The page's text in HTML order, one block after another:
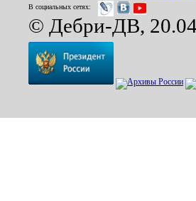
В социальных сетях:
© Дебри-ДВ,